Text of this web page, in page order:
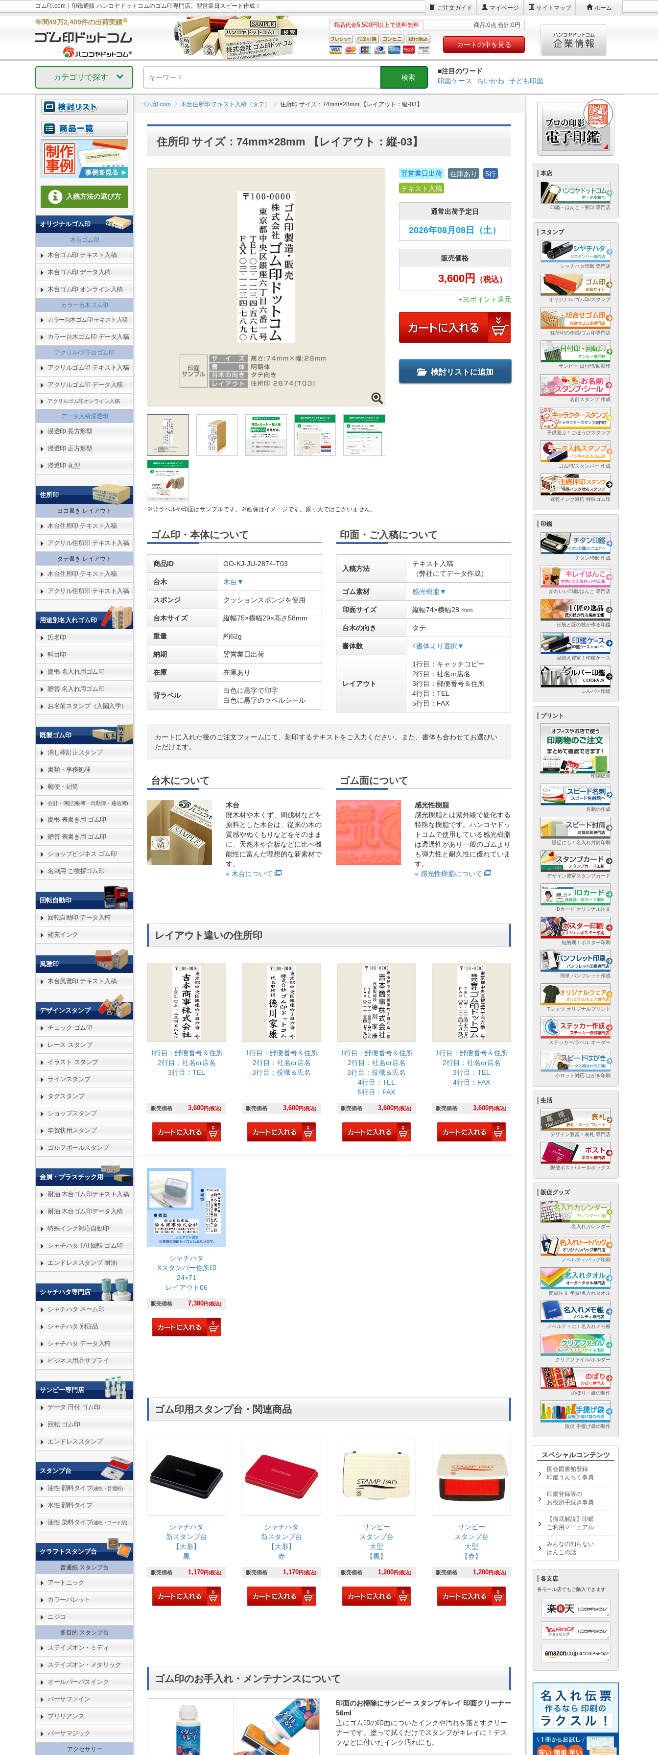
ゴム印.com｜印鑑通販 ハンコヤドットコムのゴム印専門店。翌営業日スピード作成！ ご注文ガイド マイページ サイトマップ ホーム
年間49万2,409件の出荷実績※
商品代金5,500円以上で送料無料 商品:0点 合計:0円
カートの中を見る
カテゴリで探す
■注目のワード
印鑑ケース
ちいかわ 子ども印鑑
ゴム印.com 木台住所印 テキスト入稿（タテ） 住所印 サイズ：74mm×28mm 【レイアウト：縦-03】
住所印 サイズ：74mm×28mm 【レイアウト：縦-03】
※背ラベルや印面はサンプルです。※画像はイメージです。原寸大ではございません。
翌営業日出荷 在庫あり
5行
テキスト入稿
通常出荷予定日
2026年08月08日 （土）
販売価格
3,600円 （税込）
+36ポイント還元
検討リストに追加
ゴム印・本体について
商品ID GO-KJ-JU-2874-T03
台木 木台▼
スポンジ クッションスポンジを使用
台木サイズ 縦幅75×横幅29×高さ58mm
重量 約62g
納期 翌営業日出荷
在庫 在庫あり
背ラベル
白色に黒字で印字
白色に黒字のラベルシール
印面・ご入稿について
入稿方法
テキスト入稿
（弊社にてデータ作成）
ゴム素材 感光樹脂▼
印面サイズ 縦幅74×横幅28 mm
台木の向き タテ
書体数 4書体より選択▼
レイアウト
1行目：キャッチコピー
2行目：社名or店名
3行目：郵便番号＆住所
4行目：TEL
5行目：FAX
カートに入れた後のご注文フォームにて、刻印するテキストをご入力ください。また、書体も合わせてお選びい
ただけます。
台木について
木台
廃木材や木くず、間伐材などを
原料とした木台は、従来の木の
質感やぬくもりなどをそのまま
に、天然木や合板などに比べ機
能性に富んだ理想的な新素材で
す。
» 木台について
ゴム面について
感光性樹脂
感光樹脂とは紫外線で硬化する
特殊な樹脂です。ハンコヤドッ
トコムで使用している感光樹脂
は透過性があり一般のゴムより
も弾力性と耐久性に優れていま
す。
» 感光性樹脂について
レイアウト違いの住所印
1行目：郵便番号＆住所
2行目：社名or店名
3行目：TEL
販売価格 3,600円(税込)
1行目：郵便番号＆住所
2行目：社名or店名
3行目：役職＆氏名
販売価格 3,600円(税込)
1行目：郵便番号＆住所
2行目：社名or店名
3行目：役職＆氏名
4行目：TEL
5行目：FAX
販売価格 3,600円(税込)
1行目：郵便番号＆住所
2行目：社名or店名
3行目：TEL
4行目：FAX
販売価格 3,600円(税込)
シャチハタ
Xスタンパー住所印
24×71
レイアウト06
販売価格 7,380円(税込)
ゴム印用スタンプ台・関連商品
シャチハタ
新スタンプ台
【大形】
黒
販売価格 1,170円(税込)
シャチハタ
新スタンプ台
【大形】
赤
販売価格 1,170円(税込)
サンビー
スタンプ台
大型
【黒】
販売価格 1,200円(税込)
サンビー
スタンプ台
大型
【赤】
販売価格 1,200円(税込)
ゴム印のお手入れ・メンテナンスについて
印面のお掃除にサンビー スタンプキレイ 印面クリーナー
56ml
主にゴム印の印面についたインクや汚れを落とすクリー
ナーです。塗って拭くだけでスタンプがキレイに！デス
クなどに付いたインク汚れにも。
入稿方法の選び方
オリジナルゴム印
木台ゴム印
木台ゴム印 テキスト入稿
木台ゴム印 データ入稿
木台ゴム印 オンライン入稿
カラー台木ゴム印
カラー台木ゴム印 テキスト入稿
カラー台木ゴム印 データ入稿
アクリル/プラ台ゴム印
アクリルゴム印 テキスト入稿
アクリルゴム印 データ入稿
アクリルゴム印オンライン入稿
データ入稿浸透印
浸透印 長方形型
浸透印 正方形型
浸透印 丸型
住所印
ヨコ書き レイアウト
木台住所印 テキスト入稿
アクリル住所印 テキスト入稿
タテ書き レイアウト
木台住所印 テキスト入稿
アクリル住所印 テキスト入稿
用途別名入れゴム印
氏名印
科目印
慶弔 名入れ用ゴム印
贈答 名入れ用ゴム印
お名前スタンプ（入園入学）
既製ゴム印
消し棒訂正スタンプ
書類・事務処理
郵便・封筒
会計・簿記(帳簿・出勤簿・通信簿)
慶弔 表書き用 ゴム印
贈答 表書き用 ゴム印
ショップビジネス ゴム印
名刺用 ご挨拶ゴム印
回転自動印
回転自動印 データ入稿
補充インク
風雅印
木台風雅印 テキスト入稿
デザインスタンプ
チェック ゴム印
レース スタンプ
イラスト スタンプ
ラインスタンプ
タグスタンプ
ショップスタンプ
年賀状用スタンプ
ゴルフボールスタンプ
金属・プラスチック用
耐油 木台ゴム印テキスト入稿
耐油 木台ゴム印データ入稿
特殊インク対応自動印
シャチハタ TAT回転 ゴム印
エンドレススタンプ 耐油
シャチハタ専門店
シャチハタ ネーム印
シャチハタ 別注品
シャチハタ データ入稿
ビジネス用品サプライ
サンビー専門店
データ 日付 ゴム印
回転 ゴム印
エンドレススタンプ
スタンプ台
油性 顔料タイプ(速乾・普通紙)
水性 顔料タイプ
油性 染料タイプ(速乾・コート紙)
クラフトスタンプ台
普通紙 スタンプ台
アートニック
カラーパレット
ニジコ
多目的 スタンプ台
ステイズオン・ミディ
ステイズオン・メタリック
オールパーパスインク
バーサファイン
ブリリアンス
バーサマジック
アクセサリー
本店
印鑑・はんこ・実印 専門店
スタンプ
シャチハタ印鑑 専門店
オリジナル ゴム印/スタンプ
住所印の作成/ゴム印専門店
サンビー 日付印/回転印
名前スタンプ 作成
子供喜ぶ！ごほうびスタンプ
ゴム印/スタンパー 作成
速乾インク対応 特殊ゴム印
印鑑
チタン印鑑 作成
かわいい印鑑/はんこ 専門店
伝統と匠の技が作る印鑑
品揃え豊富！印鑑ケース
シルバー印鑑
プリント
印刷総合
名刺の作成
販促にも！名入れ封筒印刷
デザイン豊富スタンプカード
IDカード オリジナル注文
短納期！ポスター印刷
簡単 パンフレット作成
Tシャツ オリジナルプリント
ステッカー/ラベル オーダー
小ロット対応 はがき印刷
生活
デザイン豊富！表札 専門店
郵便ポスト/メールボックス
販促グッズ
名入れカレンダー
ノベルティバッグ印刷
簡単注文 年賀/名入れタオル
ノベルティに！名入れメモ帳
クリアファイル/ホルダー
のぼり・旗の製作
販促 手提げ袋の製作
スペシャルコンテンツ
国会図書館登録
印鑑うんちく事典
印鑑登録等の
お役所手続き事典
【徹底解説】印鑑
ご利用マニュアル
みんなの知らない
はんこの話
各支店
各モール店でもご購入できます